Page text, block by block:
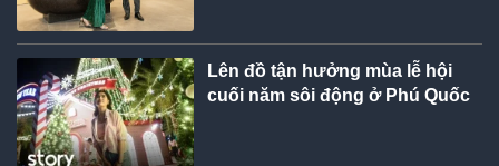
Lên đồ tận hưởng mùa lễ hội
cuối năm sôi động ở Phú Quốc